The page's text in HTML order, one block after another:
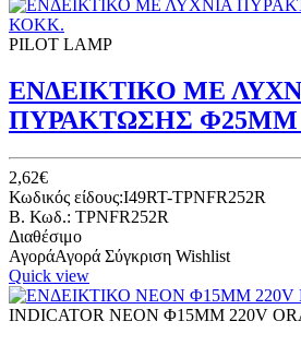
PILOT LAMP
ΕΝΔΕΙΚΤΙΚΟ ΜΕ
ΠΥΡΑΚΤΩΣΗΣ Φ25ΜΜ
2,62€
Κωδικός είδους:I49RT-TPNFR252R
B. Κωδ.: TPNFR252R
Διαθέσιμο
ΑγοράΑγορά Σύγκριση Wishlist
Quick view
INDICATOR NEON Φ15ΜΜ 220V